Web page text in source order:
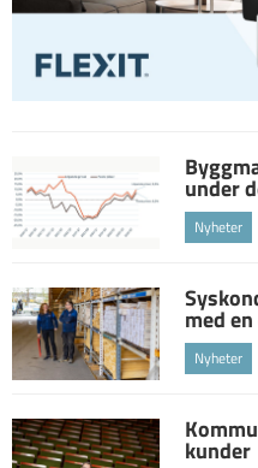
under
Nyheter
med
Nyheter
kunder